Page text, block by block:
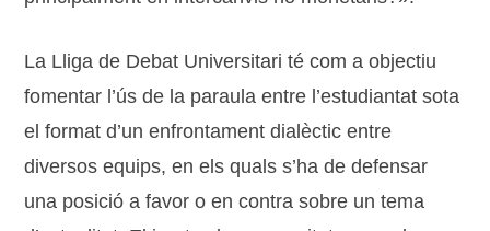
La Lliga de Debat Universitari té com a objectiu
fomentar l’ús de la paraula entre l’estudiantat sota
el format d’un enfrontament dialèctic entre
diversos equips, en els quals s’ha de defensar
una posició a favor o en contra sobre un tema